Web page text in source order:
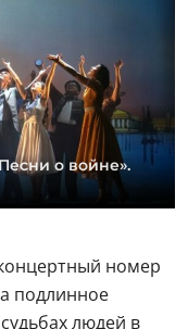
о войне».
номер
подлинное
людей в